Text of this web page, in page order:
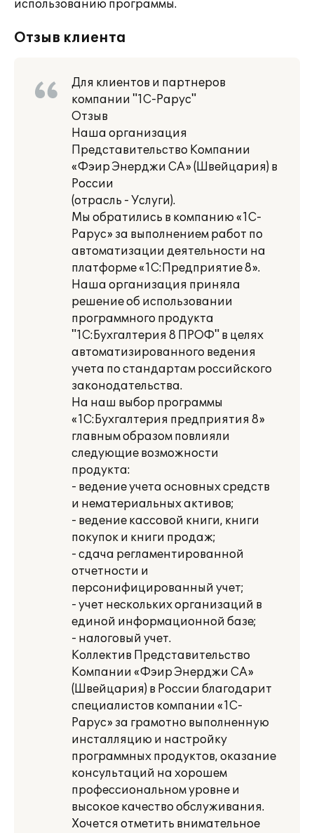
использованию программы.
Отзыв клиента
Для клиентов и партнеров
компании "1С-Рарус"
Отзыв
Наша организация
Представительство Компании
«Фэир Энерджи СА» (Швейцария) в
России
(отрасль - Услуги).
Мы обратились в компанию «1С-
Рарус» за выполнением работ по
автоматизации деятельности на
платформе «1С:Предприятие 8».
Наша организация приняла
решение об использовании
программного продукта
"1С:Бухгалтерия 8 ПРОФ" в целях
автоматизированного ведения
учета по стандартам российского
законодательства.
На наш выбор программы
«1С:Бухгалтерия предприятия 8»
главным образом повлияли
следующие возможности
продукта:
- ведение учета основных средств
и нематериальных активов;
- ведение кассовой книги, книги
покупок и книги продаж;
- сдача регламентированной
отчетности и
персонифицированный учет;
- учет нескольких организаций в
единой информационной базе;
- налоговый учет.
Коллектив Представительство
Компании «Фэир Энерджи СА»
(Швейцария) в России благодарит
специалистов компании «1С-
Рарус» за грамотно выполненную
инсталляцию и настройку
программных продуктов, оказание
консультаций на хорошем
профессиональном уровне и
высокое качество обслуживания.
Хочется отметить внимательное